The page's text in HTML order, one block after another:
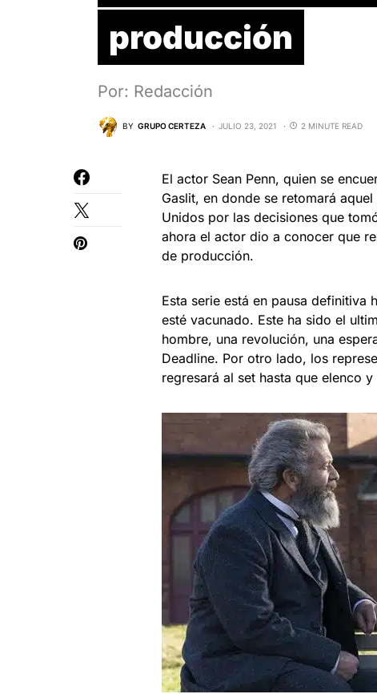
producción
Por: Redacción
BY GRUPO CERTEZA JULIO 23, 2021 2 MINUTE READ
El actor Sean Penn, quien se
Gaslit, en donde se retomará
Unidos por las decisiones que
ahora el actor dio a conocer que
de producción.
Esta serie está en pausa
esté vacunado. Este ha sido el
hombre, una revolución, una
Deadline. Por otro lado, los
regresará al set hasta que elenco